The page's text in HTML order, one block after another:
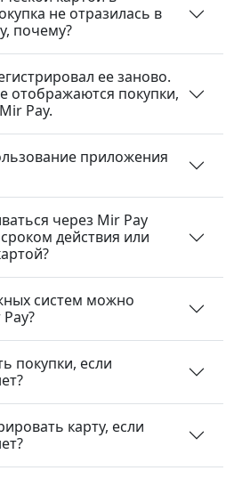
не отразилась в
почему?
ее заново.
отображаются покупки,
Pay.
приложения
через Mir Pay
действия или
систем можно
покупки, если
карту, если